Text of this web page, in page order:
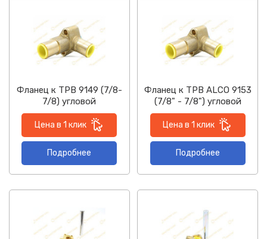
Фланец к ТРВ 9149 (7/8-
7/8) угловой
Цена в 1 клик
Подробнее
Фланец к ТРВ ALCO 9153
(7/8" - 7/8") угловой
Цена в 1 клик
Подробнее